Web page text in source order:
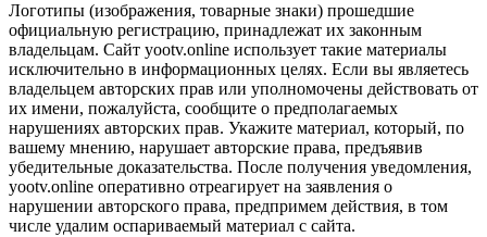
Логотипы (изображения, товарные знаки) прошедшие
официальную регистрацию, принадлежат их законным
владельцам. Сайт yootv.online использует такие материалы
исключительно в информационных целях. Если вы являетесь
владельцем авторских прав или уполномочены действовать от
их имени, пожалуйста, сообщите о предполагаемых
нарушениях авторских прав. Укажите материал, который, по
вашему мнению, нарушает авторские права, предъявив
убедительные доказательства. После получения уведомления,
yootv.online оперативно отреагирует на заявления о
нарушении авторского права, предпримем действия, в том
числе удалим оспариваемый материал с сайта.